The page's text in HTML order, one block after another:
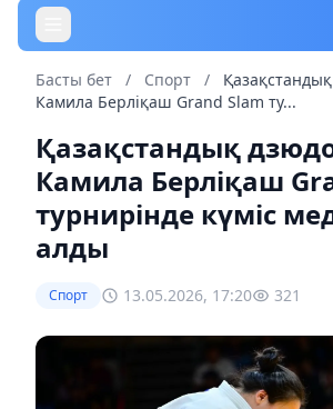
Басты бет / Спорт /
Камила Берліқаш Grand Slam ту...
Қазақстандық
Камила Берліқаш
турнирінде күміс
алды
Спорт 13.05.2026, 17:20 321